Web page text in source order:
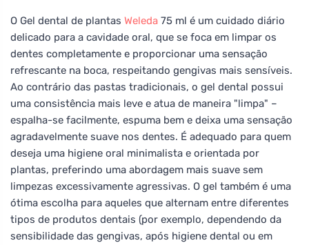
O Gel dental de plantas Weleda 75 ml é um cuidado diário
delicado para a cavidade oral, que se foca em limpar os
dentes completamente e proporcionar uma sensação
refrescante na boca, respeitando gengivas mais sensíveis.
Ao contrário das pastas tradicionais, o gel dental possui
uma consistência mais leve e atua de maneira "limpa" –
espalha-se facilmente, espuma bem e deixa uma sensação
agradavelmente suave nos dentes. É adequado para quem
deseja uma higiene oral minimalista e orientada por
plantas, preferindo uma abordagem mais suave sem
limpezas excessivamente agressivas. O gel também é uma
ótima escolha para aqueles que alternam entre diferentes
tipos de produtos dentais (por exemplo, dependendo da
sensibilidade das gengivas, após higiene dental ou em